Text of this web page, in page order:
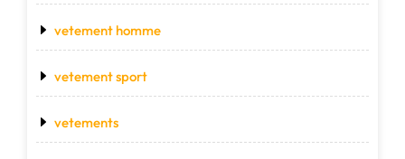
vetement homme
vetement sport
vetements